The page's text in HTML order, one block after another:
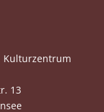
Kulturzentrum
13